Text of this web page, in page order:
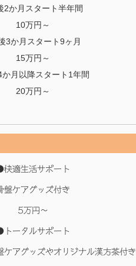
2か月スタート半年間
10万円～
3か月スタート9ヶ月
15万円～
か月以降スタート1年間
20万円～
適生活サポート
盤ケアグッズ付き
5万円～
ータルサポート
ケアグッズやオリジナル漢方茶付き